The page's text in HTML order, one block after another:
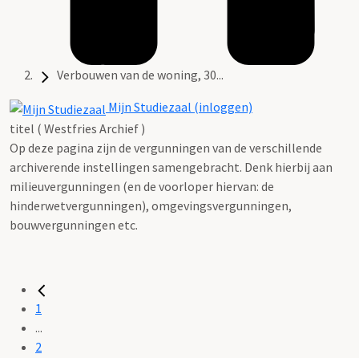
Verbouwen van de woning, 30...
Mijn Studiezaal (inloggen)
titel ( Westfries Archief )
Op deze pagina zijn de vergunningen van de verschillende
archiverende instellingen samengebracht. Denk hierbij aan
milieuvergunningen (en de voorloper hiervan: de
hinderwetvergunningen), omgevingsvergunningen,
bouwvergunningen etc.
1
...
2